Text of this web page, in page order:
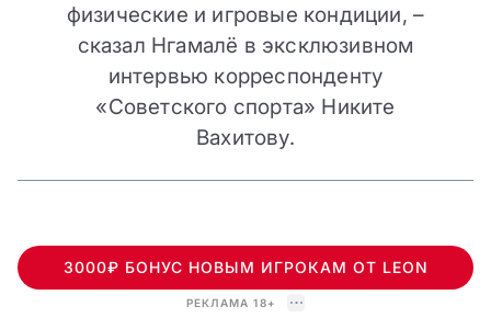
физические и игровые кондиции, –
сказал Нгамалё в эксклюзивном
интервью корреспонденту
«Советского спорта» Никите
Вахитову.
3000₽ БОНУС НОВЫМ ИГРОКАМ ОТ LEON
РЕКЛАМА 18+